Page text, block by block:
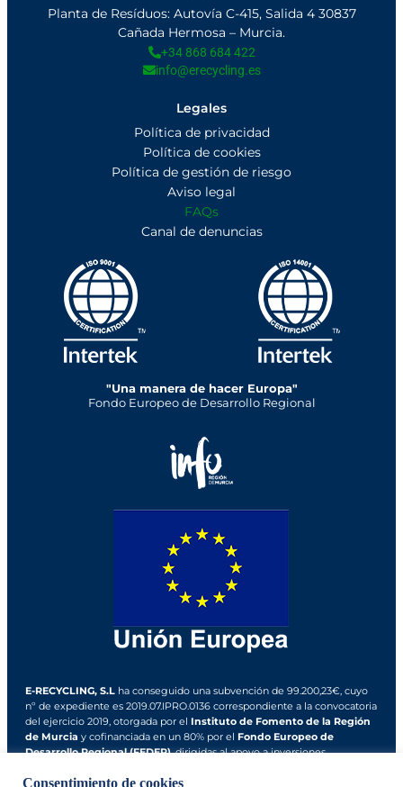
Planta de Resíduos: Autovía C-415, Salida 4 30837
Cañada Hermosa – Murcia.
+34 868 684 422
info@erecycling.es
Legales
Política de privacidad
Política de cookies
Política de gestión de riesgo
Aviso legal
FAQs
Canal de denuncias
"Una manera de hacer Europa"
Fondo Europeo de Desarrollo Regional
E-RECYCLING, S.L ha conseguido una subvención de 99.200,23€, cuyo
nº de expediente es 2019.07.IPRO.0136 correspondiente a la convocatoria
del ejercicio 2019, otorgada por el Instituto de Fomento de la Región
de Murcia y cofinanciada en un 80% por el Fondo Europeo de
Desarrollo Regional (FEDER), dirigidas al apoyo a inversiones
Consentimiento de cookies